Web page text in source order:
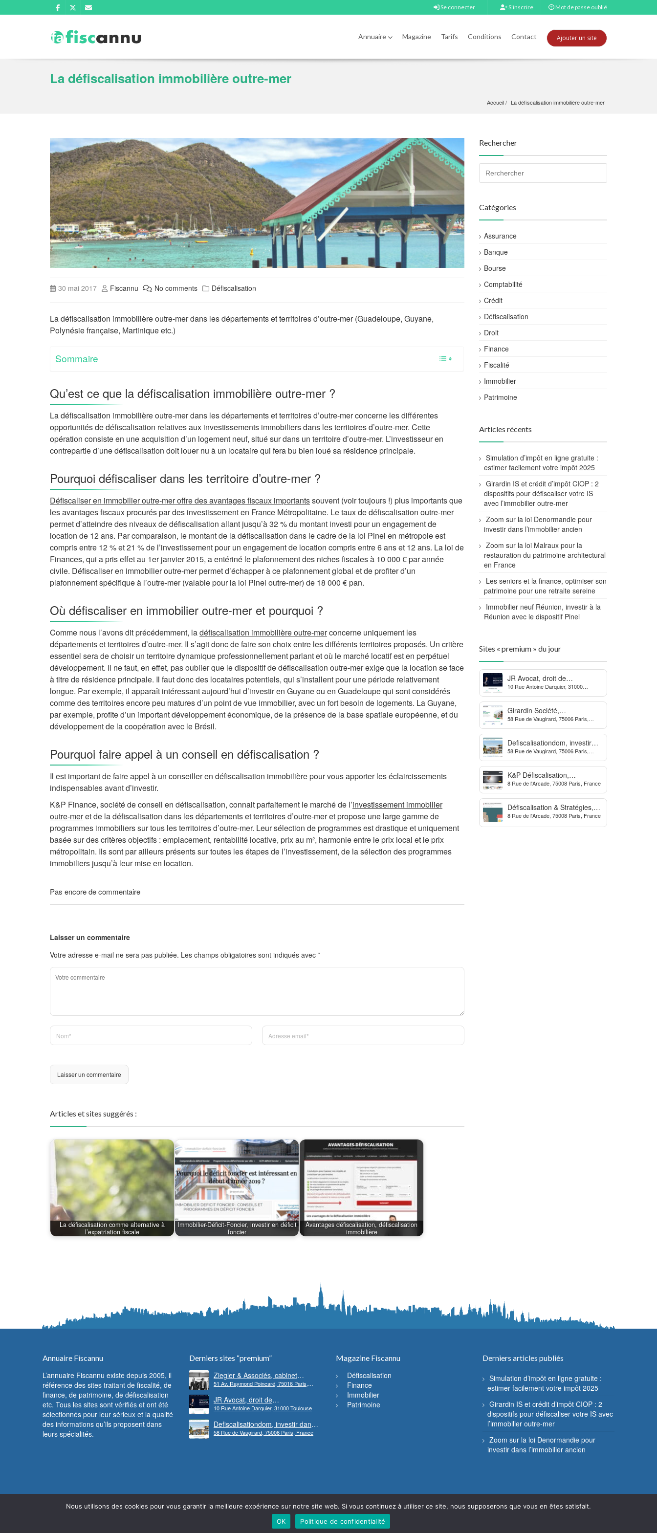
Se connecter S'inscrire Mot de passe oublié
Annuaire Magazine Tarifs Conditions Contact Ajouter un site
La défiscalisation immobilière outre-mer
Accueil La défiscalisation immobilière outre-mer
30 mai 2017 Fiscannu No comments Défiscalisation
La défiscalisation immobilière outre-mer dans les départements et territoires d’outre-mer (Guadeloupe, Guyane,
Polynésie française, Martinique etc.)
Sommaire
Qu’est ce que la défiscalisation immobilière outre-mer ?
La défiscalisation immobilière outre-mer dans les départements et territoires d’outre-mer concerne les différentes
opportunités de défiscalisation relatives aux investissements immobiliers dans les territoires d’outre-mer. Cette
opération consiste en une acquisition d’un logement neuf, situé sur dans un territoire d’outre-mer. L’investisseur en
contrepartie d’une défiscalisation doit louer nu à un locataire qui fera bu bien loué sa résidence principale.
Pourquoi défiscaliser dans les territoire d’outre-mer ?
Défiscaliser en immobilier outre-mer offre des avantages fiscaux importantssouvent (voir toujours !) plus importants que
les avantages fiscaux procurés par des investissement en France Métropolitaine. Le taux de défiscalisation outre-mer
permet d’atteindre des niveaux de défiscalisation allant jusqu’à 32 % du montant investi pour un engagement de
location de 12 ans. Par comparaison, le montant de la défiscalisation dans le cadre de la loi Pinel en métropole est
compris entre 12 % et 21 % de l’investissement pour un engagement de location compris entre 6 ans et 12 ans. La loi de
Finances, qui a pris effet au 1er janvier 2015, a entériné le plafonnement des niches fiscales à 10 000 € par année
civile. Défiscaliser en immobilier outre-mer permet d’échapper à ce plafonnement global et de profiter d’un
plafonnement spécifique à l’outre-mer (valable pour la loi Pinel outre-mer) de 18 000 € pan.
Où défiscaliser en immobilier outre-mer et pourquoi ?
Comme nous l’avons dit précédemment, ladéfiscalisation immobilière outre-merconcerne uniquement les
départements et territoires d’outre-mer. Il s’agit donc de faire son choix entre les différents territoires proposés. Un critère
essentiel sera de choisir un territoire dynamique professionnellement parlant et où le marché locatif est en perpétuel
développement. Il ne faut, en effet, pas oublier que le dispositif de défiscalisation outre-mer exige que la location se face
à titre de résidence principale. Il faut donc des locataires potentiels, qui s’installent pour une période relativement
longue. Par exemple, il apparaît intéressant aujourd’hui d’investir en Guyane ou en Guadeloupe qui sont considérés
comme des territoires encore peu matures d’un point de vue immobilier, avec un fort besoin de logements. La Guyane,
par exemple, profite d’un important développement économique, de la présence de la base spatiale européenne, et du
développement de la coopération avec le Brésil.
Pourquoi faire appel à un conseil en défiscalisation ?
Il est important de faire appel à un conseiller en défiscalisation immobilière pour vous apporter les éclaircissements
indispensables avant d’investir.
K&P Finance, société de conseil en défiscalisation, connait parfaitement le marché de l’investissement immobilier
outre-meret de la défiscalisation dans les départements et territoires d’outre-mer et propose une large gamme de
programmes immobiliers sur tous les territoires d’outre-mer. Leur sélection de programmes est drastique et uniquement
basée sur des critères objectifs : emplacement, rentabilité locative, prix au m², harmonie entre le prix local et le prix
métropolitain. Ils sont par ailleurs présents sur toutes les étapes de l’investissement, de la sélection des programmes
immobiliers jusqu’à leur mise en location.
Pas encore de commentaire
Laisser un commentaire
Votre adresse e-mail ne sera pas publiée. Les champs obligatoires sont indiqués avec *
Articles et sites suggérés :
La défiscalisation comme alternative à
l’expatriation fiscale
Immobilier-Déficit-Foncier, investir en déficit
foncier
Avantages défiscalisation, défiscalisation
immobilière
Rechercher
Catégories
Assurance
Banque
Bourse
Comptabilité
Crédit
Défiscalisation
Droit
Finance
Fiscalité
Immobilier
Patrimoine
Articles récents
Simulation d’impôt en ligne gratuite :
estimer facilement votre impôt 2025
Girardin IS et crédit d’impôt CIOP : 2
dispositifs pour défiscaliser votre IS
avec l’immobilier outre-mer
Zoom sur la loi Denormandie pour
investir dans l’immobilier ancien
Zoom sur la loi Malraux pour la
restauration du patrimoine architectural
en France
Les seniors et la finance, optimiser son
patrimoine pour une retraite sereine
Immobilier neuf Réunion, investir à la
Réunion avec le dispositif Pinel
Sites « premium » du jour
JR Avocat, droit de
l’environnement et de
l’urbanisme
10 Rue Antoine Darquier, 31000
Girardin Société,
défiscalisation de l’impôt sur
les sociétés
58 Rue de Vaugirard, 75006 Paris,
Defiscalisationdom, investir
dans l’immobilier neuf Outre-
mer
58 Rue de Vaugirard, 75006 Paris,
K&P Défiscalisation,
défiscalisation immobilière et
financière
8 Rue de l'Arcade, 75008 Paris, France
Défiscalisation & Stratégies,
conseils en défiscalisation
8 Rue de l'Arcade, 75008 Paris, France
Annuaire Fiscannu
L’annuaire Fiscannu existe depuis 2005, il
référence des sites traitant de fiscalité, de
finance, de patrimoine, de défiscalisation
etc. Tous les sites sont vérifiés et ont été
sélectionnés pour leur sérieux et la qualité
des informations qu’ils proposent dans
leurs spécialités.
Derniers sites “premium”
Ziegler & Associés, cabinet
d’avocats en droit bancaire,
financières
51 Av. Raymond Poincaré, 75016 Paris,
JR Avocat, droit de
l’environnement et de l’urbanisme
10 Rue Antoine Darquier, 31000 Toulouse
Defiscalisationdom, investir dans
l’immobilier neuf Outre-mer
58 Rue de Vaugirard, 75006 Paris, France
Magazine Fiscannu
Défiscalisation
Finance
Immobilier
Patrimoine
Derniers articles publiés
Simulation d’impôt en ligne gratuite :
estimer facilement votre impôt 2025
Girardin IS et crédit d’impôt CIOP : 2
dispositifs pour défiscaliser votre IS avec
l’immobilier outre-mer
Zoom sur la loi Denormandie pour
investir dans l’immobilier ancien
Nous utilisons des cookies pour vous garantir la meilleure expérience sur notre site web. Si vous continuez à utiliser ce site, nous supposerons que vous en êtes satisfait.
OK
Politique de confidentialité